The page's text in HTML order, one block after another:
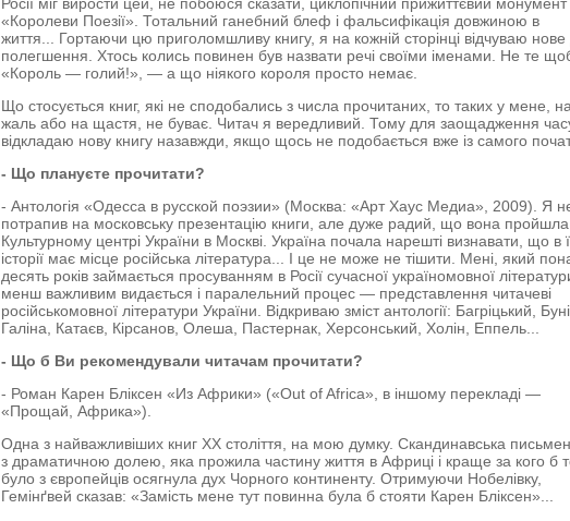
«Королеви Поезії». Тотальний ганебний блеф і фальсифікація довжиною в
життя... Гортаючи цю приголомшливу книгу, я на кожній сторінці відчуваю нове
полегшення. Хтось колись повинен був назвати речі своїми іменами. Не те
«Король — голий!», — а що ніякого короля просто немає.
Що стосується книг, які не сподобались з числа прочитаних, то таких у мене, на
жаль або на щастя, не буває. Читач я вередливий. Тому для заощадження
відкладаю нову книгу назавжди, якщо щось не подобається вже із самого
- Що плануєте прочитати?
- Антологія «Одесса в русской поэзии» (Москва: «Арт Хаус Медиа», 2009). Я
потрапив на московську презентацію книги, але дуже радий, що вона
Культурному центрі України в Москві. Україна почала нарешті визнавати, що в
історії має місце російська література... І це не може не тішити. Мені, який
десять років займається просуванням в Росії сучасної україномовної
менш важливим видається і паралельний процес — представлення читачеві
російськомовної літератури України. Відкриваю зміст антології: Багріцький,
Галіна, Катаєв, Кірсанов, Олеша, Пастернак, Херсонський, Холін, Еппель...
- Що б Ви рекомендували читачам прочитати?
- Роман Карен Бліксен «Из Африки» («Out of Africa», в іншому перекладі —
«Прощай, Африка»).
Одна з найважливіших книг ХХ століття, на мою думку. Скандинавська
з драматичною долею, яка прожила частину життя в Африці і краще за кого б
було з європейців осягнула дух Чорного континенту. Отримуючи Нобелівку,
Гемінґвей сказав: «Замість мене тут повинна була б стояти Карен Бліксен»...